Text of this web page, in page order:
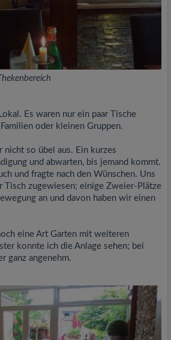
Es waren nur ein paar Tische
oder kleinen Gruppen.
nicht so übel aus. Ein kurzes
und abwarten, bis jemand kommt.
und fragte nach den Wünschen. Uns
Tisch zugewiesen; einige Zweier-Plätze
an und davon haben wir einen
eine Art Garten mit weiteren
konnte ich die Anlage sehen; bei
ganz angenehm.